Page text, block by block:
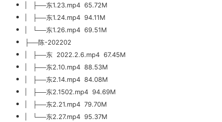
| ├──东1.23.mp4 65.72M
| ├──东1.24.mp4 94.11M
| └──东1.26.mp4 69.51M
├──陈-202202
| ├──东 2022.2.6.mp4 67.45M
| ├──东2.10.mp4 88.53M
| ├──东2.14.mp4 84.08M
| ├──东2.1502.mp4 94.69M
| ├──东2.21.mp4 79.70M
| └──东2.27.mp4 95.37M